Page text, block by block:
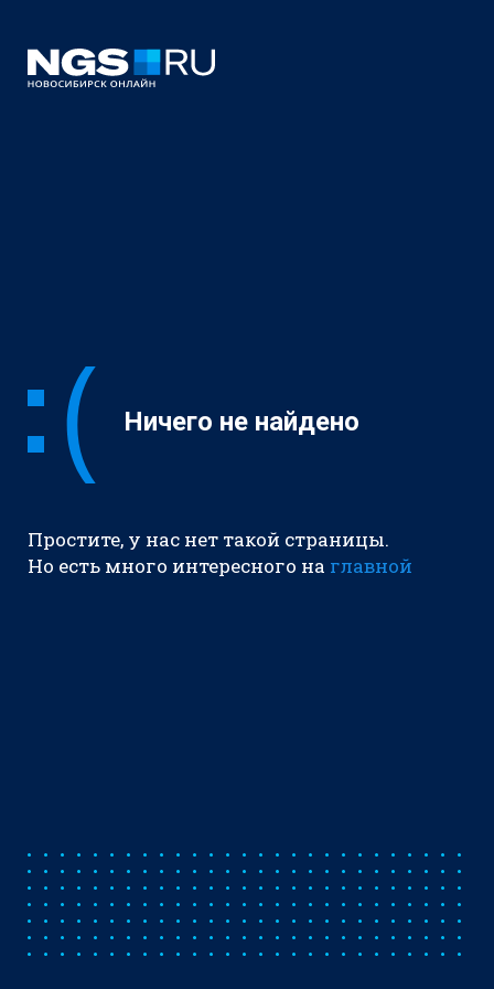
Ничего не найдено
Простите, у нас нет такой страницы.
Но есть много интересного на главной